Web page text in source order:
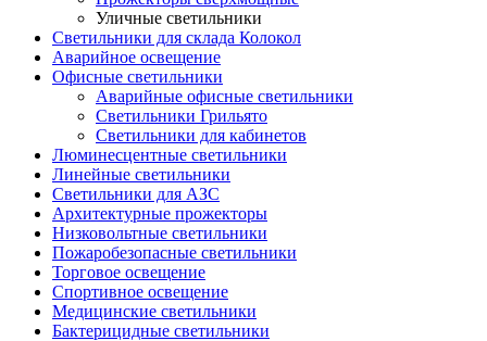
Уличные светильники
Светильники для склада Колокол
Аварийное освещение
Офисные светильники
Аварийные офисные светильники
Светильники Грильято
Светильники для кабинетов
Люминесцентные светильники
Линейные светильники
Светильники для АЗС
Архитектурные прожекторы
Низковольтные светильники
Пожаробезопасные светильники
Торговое освещение
Спортивное освещение
Медицинские светильники
Бактерицидные светильники